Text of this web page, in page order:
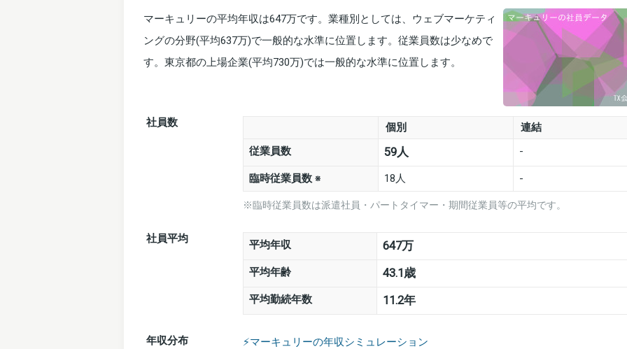
マーキュリーの平均年収は647万です。業種別としては、ウェブマーケティ
ングの分野(平均637万)で一般的な水準に位置します。従業員数は少なめで
す。東京都の上場企業(平均730万)では一般的な水準に位置します。
社員数 個別
連結
従業員数
59人 -
臨時従業員数※ 18人 -
※臨時従業員数は派遣社員・パートタイマー・期間従業員等の平均です。
社員平均 平均年収 647万
平均年齢 43.1歳
平均勤続年数 11.2年
年収分布 ⚡️マーキュリーの年収シミュレーション